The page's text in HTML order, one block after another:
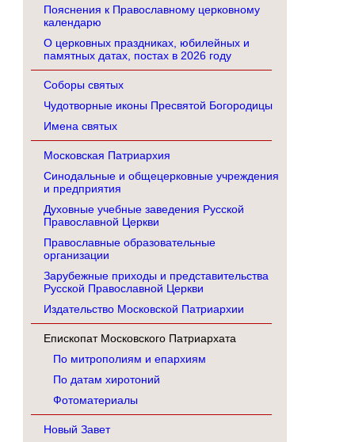
Пояснения к Православному церковному
календарю
О церковных праздниках, юбилейных и
памятных датах, постах в 2026 году
Соборы святых
Чудотворные иконы Пресвятой Богородицы
Имена святых
Московская Патриархия
Синодальные и общецерковные учреждения
и предприятия
Духовные учебные заведения Русской
Православной Церкви
Православные образовательные
организации
Зарубежные приходы и представительства
Русской Православной Церкви
Издательство Московской Патриархии
Епископат Московского Патриархата
По митрополиям и епархиям
По датам хиротоний
Фотоматериалы
Новый Завет